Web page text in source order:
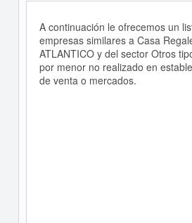
A continuación le ofrecemos un
empresas similares a Casa
ATLANTICO y del sector Otros
por menor no realizado en
de venta o mercados.